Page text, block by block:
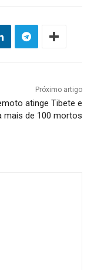
Próximo artigo
atinge Tibete e
mais de 100 mortos